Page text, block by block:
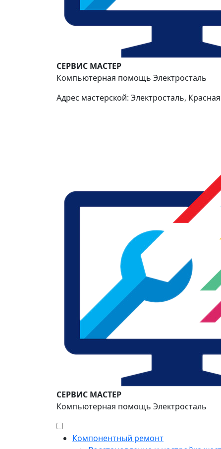
СЕРВИС МАСТЕР
Компьютерная помощь Электросталь
Адрес мастерской: Электросталь,
СЕРВИС МАСТЕР
Компьютерная помощь Электросталь
Компонентный ремонт